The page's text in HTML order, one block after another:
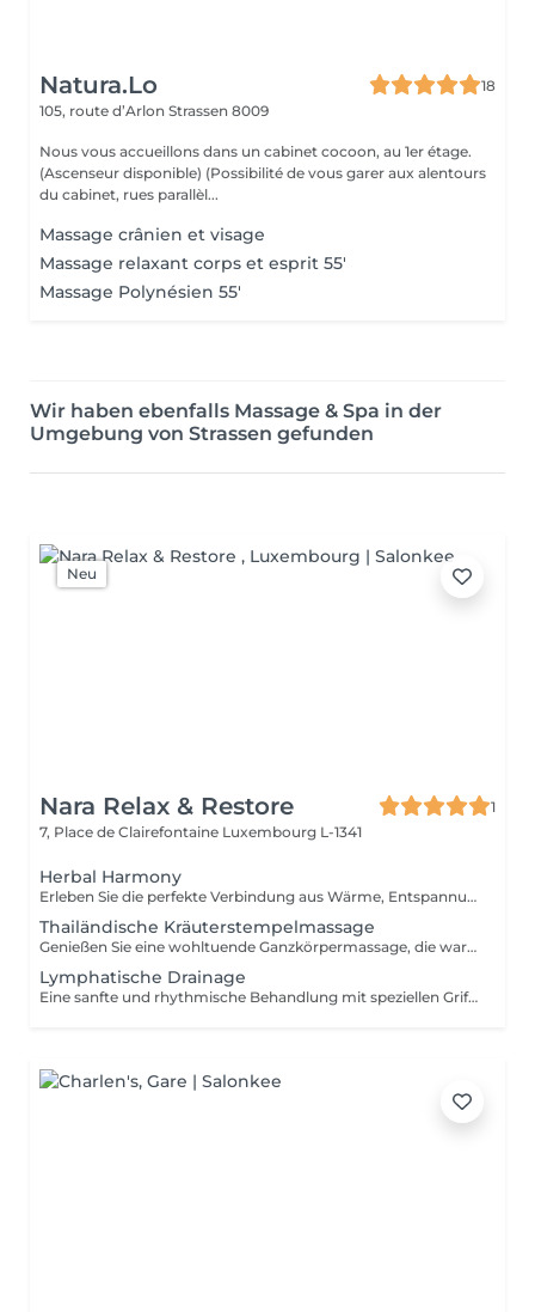
Natura.Lo
18
105, route d’Arlon Strassen 8009
Nous vous accueillons dans un cabinet cocoon, au 1er étage.
(Ascenseur disponible) (Possibilité de vous garer aux alentours
du cabinet, rues parallèl...
Massage crânien et visage
Massage relaxant corps et esprit 55'
Massage Polynésien 55'
Wir haben ebenfalls Massage & Spa in der
Umgebung von Strassen gefunden
Neu
Nara Relax & Restore
1
7, Place de Clairefontaine Luxembourg L-1341
Herbal Harmony
Erleben Sie die perfekte Verbindung aus Wärme, Entspannung und traditioneller Thai-Wellness. Diese luxuriöse Behandlung beginnt mit einer thailändischen Kräuterstempelmassage, bei der gedämpfte Kräuterkompressen Muskelverspannungen lösen und tiefe Entspannung fördern. Anschließend rundet eine revitalisierende thailändische Fußreflexzonenmassage das Verwöhnprogramm ab. Enthalten sind: Thailändische Kräuterstempelmassage 90 Min. Thailändische Fußreflexzonenmassage 30 Min. Gesamtdauer: 120 Minuten Eine wohltuende Wellness-Reise, die Körper und Geist in Einklang bringt und für nachhaltige Entspannung sorgt.
Thailändische Kräuterstempelmassage
Genießen Sie eine wohltuende Ganzkörpermassage, die warme Kräuterstempel mit traditionellen Techniken der Thai-Massage kombiniert. Die gedämpften Kräuterkompressen helfen, Muskelverspannungen zu lösen, die Durchblutung zu fördern und ein tiefes Gefühl von Entspannung und Wohlbefinden zu schaffen. Als besondere Aufmerksamkeit erhalten Sie nach der Behandlung zwei Kräuterstempel für zu Hause.
Lymphatische Drainage
Eine sanfte und rhythmische Behandlung mit speziellen Grifftechniken zur Unterstützung des natürlichen Lymphflusses. Die Anwendung kann helfen, Schweregefühle zu reduzieren, den Flüssigkeitstransport im Gewebe zu fördern und ein angenehmes Gefühl von Leichtigkeit zu vermitteln.